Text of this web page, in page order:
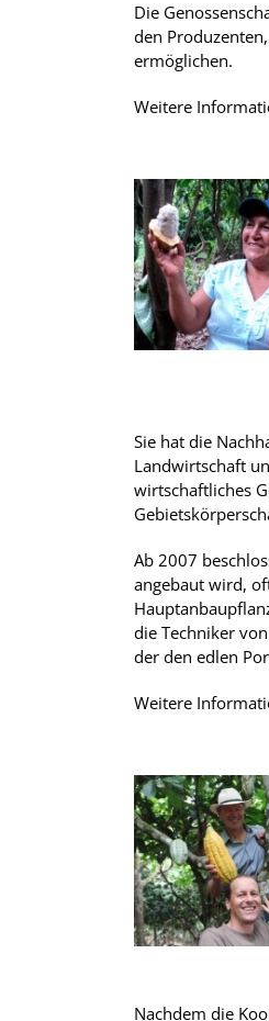
Die
den
ermöglichen.
Weitere
Sie hat die
Landwirtschaft
wirtschaftliches
Ab 2007
angebaut wird,
die Techniker
der den edlen
Weitere
Nachdem die